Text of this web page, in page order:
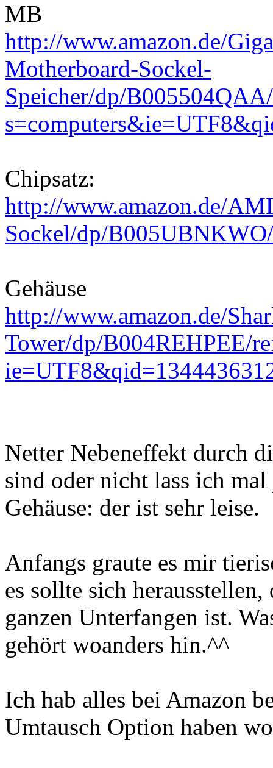
MB
http://www.amazon.de/
Motherboard-Sockel-
Speicher/dp/
Chipsatz:
http://www.amazon.de/
Sockel/dp/
Gehäuse
http://www.amazon.de/
Tower/dp/B004REHPEE/
Netter Nebeneffekt durch
sind oder nicht lass ich
Gehäuse: der ist sehr leise.
Anfangs graute es mir
es sollte sich herausstellen,
ganzen Unterfangen ist.
gehört woanders hin.^^
Ich hab alles bei Amazon
Umtausch Option haben